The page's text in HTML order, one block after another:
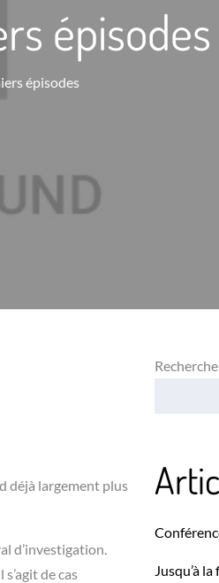
épisodes
épisodes
déjà largement plus
d’investigation.
de cas
Jusqu’à